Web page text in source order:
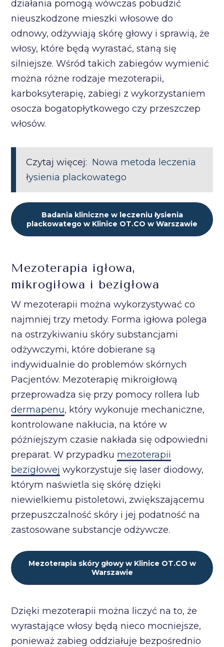
działania pomogą wówczas pobudzić
nieuszkodzone mieszki włosowe do
odnowy, odżywiają skórę głowy i sprawią, że
włosy, które będą wyrastać, staną się
silniejsze. Wśród takich zabiegów wymienić
można różne rodzaje mezoterapii,
karboksyterapię, zabiegi z wykorzystaniem
osocza bogatopłytkowego czy przeszczep
włosów.
Czytaj więcej: Nowa metoda leczenia
łysienia plackowatego
Badania kliniczne w leczeniu łysienia
plackowatego w Klinice OT.CO w Warszawie
Mezoterapia igłowa,
mikrogiłowa i bezigłowa
W mezoterapii można wykorzystywać co
najmniej trzy metody. Forma igłowa polega
na ostrzykiwaniu skóry substancjami
odżywczymi, które dobierane są
indywidualnie do problemów skórnych
Pacjentów. Mezoterapię mikroigłową
przeprowadza się przy pomocy rollera lub
dermapenu, który wykonuje mechaniczne,
kontrolowane nakłucia, na które w
późniejszym czasie nakłada się odpowiedni
preparat. W przypadku mezoterapii
bezigłowej wykorzystuje się laser diodowy,
którym naświetla się skórę dzięki
niewielkiemu pistoletowi, zwiększającemu
przepuszczalność skóry i jej podatność na
zastosowane substancje odżywcze.
Mezoterapia skóry głowy w Klinice OT.CO w
Warszawie
Dzięki mezoterapii można liczyć na to, że
wyrastające włosy będą nieco mocniejsze,
ponieważ zabieg oddziałuje bezpośrednio